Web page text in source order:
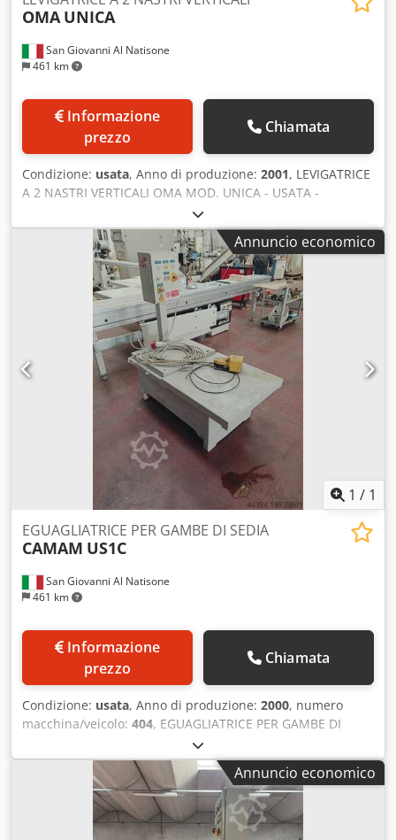
San Giovanni Al Natisone
461 km
OMA UNICA
prezzo
Chiamata
Condizione: usata, Anno di produzione: 2001, LEVIGATRICE
A 2 NASTRI VERTICALI OMA MOD. UNICA - USATA -
Levigatura trasversale su due lati di elementi dritti o
sagomati/curvati - N. 2 motori nastri abrasivi 7.5 hp cad -
N. 2 nastri abrasivi 3700x90 mm Chodpfx Ajmxkr Djaxea -
Avanzamento automatico 4-20 m/min - Lunghezza minima
del pezzo 320 mm - Altezza max. pezzo 130 mm - CE anno
Annuncio economico
1 / 1
San Giovanni Al Natisone
461 km
EGUAGLIATRICE PER GAMBE DI SEDIA
CAMAM US1C
prezzo
Chiamata
Condizione: usata, Anno di produzione: 2000, numero
macchina/veicolo: 404, EGUAGLIATRICE PER GAMBE DI
SEDIA CAMAM MOD. US1C - A NORME CE - USATA
Chodpfswrcx Hex Aaxea - Matr. 404 - Anno 2000
Annuncio economico